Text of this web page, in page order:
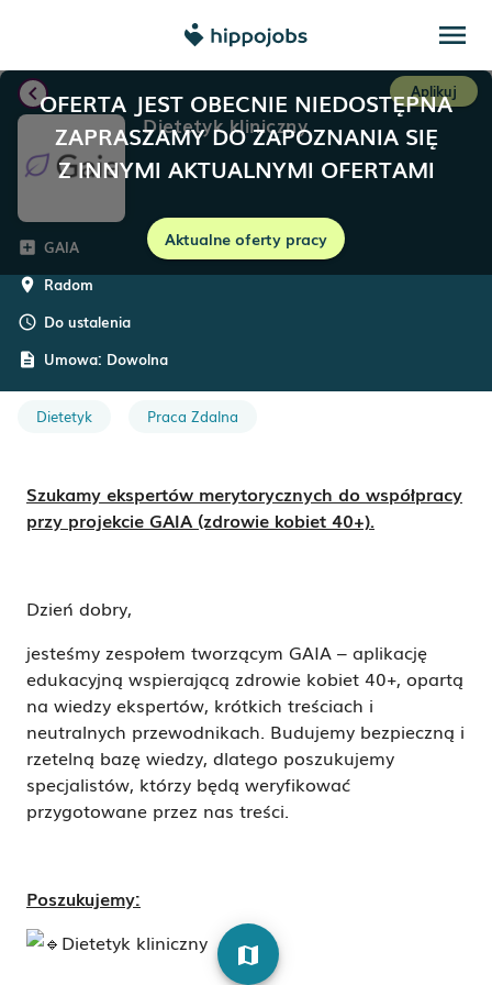
menu
OFERTA JEST OBECNIE NIEDOSTĘPNA
ZAPRASZAMY DO ZAPOZNANIA SIĘ
Z INNYMI AKTUALNYMI OFERTAMI
Aktualne oferty pracy
chevron_left Aplikuj
Dietetyk kliniczny
add_box GAIA
room Radom
schedule Do ustalenia
description Umowa: Dowolna
Dietetyk Praca Zdalna
Szukamy ekspertów merytorycznych do współpracy
przy projekcie GAIA (zdrowie kobiet 40+).
Dzień dobry,
jesteśmy zespołem tworzącym GAIA – aplikację
edukacyjną wspierającą zdrowie kobiet 40+, opartą
na wiedzy ekspertów, krótkich treściach i
neutralnych przewodnikach. Budujemy bezpieczną i
rzetelną bazę wiedzy, dlatego poszukujemy
specjalistów, którzy będą weryfikować
przygotowane przez nas treści.
Poszukujemy:
Dietetyk kliniczny
map